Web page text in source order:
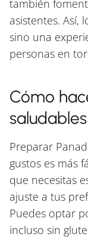
también
asistentes. Así,
sino una
personas en
Cómo
Preparar
gustos es más
que necesitas
ajuste a tus
Puedes optar
incluso sin